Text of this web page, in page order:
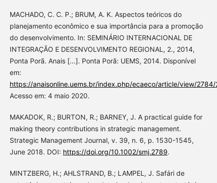
MACHADO, C. C. P.; BRUM, A. K. Aspectos teóricos do
planejamento econômico e sua importância para a promoção
do desenvolvimento. In: SEMINÁRIO INTERNACIONAL DE
INTEGRAÇÃO E DESENVOLVIMENTO REGIONAL, 2., 2014,
Ponta Porã. Anais [...]. Ponta Porã: UEMS, 2014. Disponível
em:
https://anaisonline.uems.br/index.php/ecaeco/article/view/
Acesso em: 4 maio 2020.
MAKADOK, R.; BURTON, R.; BARNEY, J. A practical guide for
making theory contributions in strategic management.
Strategic Management Journal, v. 39, n. 6, p. 1530-1545,
June 2018. DOI: https://doi.org/10.1002/smj.2789.
MINTZBERG, H.; AHLSTRAND, B.; LAMPEL, J. Safári de